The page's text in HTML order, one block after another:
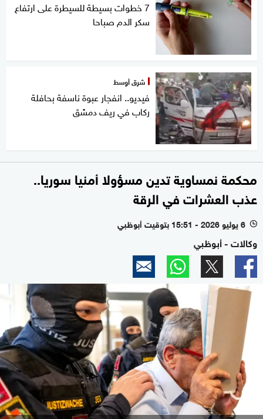
7 خطوات بسيطة للسيطرة على ارتفاع
سكر الدم صباحا
شرق أوسط
فيديو.. انفجار عبوة ناسفة بحافلة
ركاب في ريف دمشق
محكمة نمساوية تدين مسؤولا أمنيا سوريا..
عذب العشرات في الرقة
l 6 يوليو 2026 - 15:51 بتوقيت أبوظبي
وكالات - أبوظبي